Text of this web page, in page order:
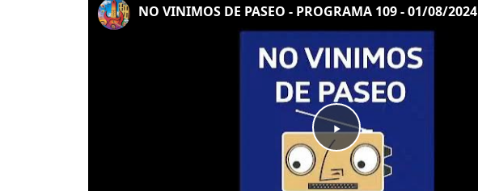
P
NO VINIMOS DE PASEO - PROGRAMA 109 - 01/08/2024